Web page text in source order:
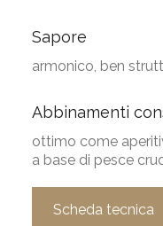
Sapore
armonico, ben
Abbinamenti
ottimo come
a base di pesce
Scheda tecnica